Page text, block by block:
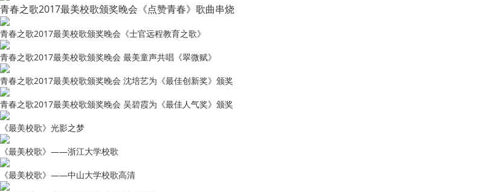
青春之歌2017最美校歌颁奖晚会《点赞青春》歌曲串烧
青春之歌2017最美校歌颁奖晚会《士官远程教育之歌》
青春之歌2017最美校歌颁奖晚会 最美童声共唱《翠微赋》
青春之歌2017最美校歌颁奖晚会 沈培艺为《最佳创新奖》颁奖
青春之歌2017最美校歌颁奖晚会 吴碧霞为《最佳人气奖》颁奖
《最美校歌》光影之梦
《最美校歌》——浙江大学校歌
《最美校歌》——中山大学校歌高清